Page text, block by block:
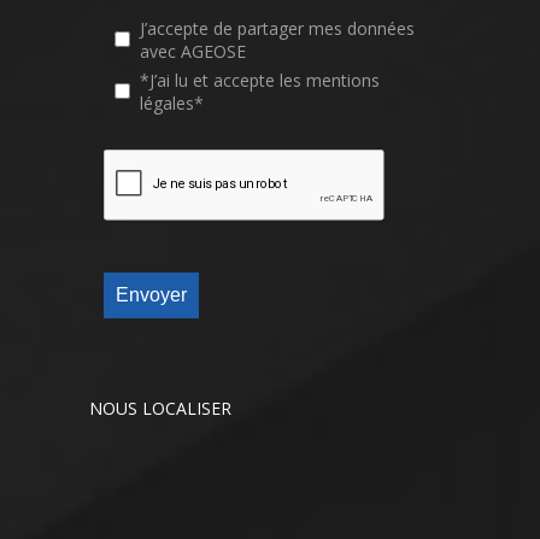
J’accepte de partager mes données
avec AGEOSE
*J’ai lu et accepte les mentions
légales*
Envoyer
NOUS LOCALISER